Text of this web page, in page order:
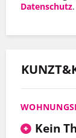
Datenschutz.
Kein